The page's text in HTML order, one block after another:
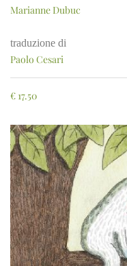
Marianne Dubuc
traduzione di
Paolo Cesari
€ 17.50